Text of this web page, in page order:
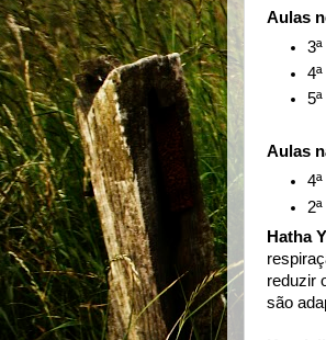
Aulas
Aulas
Hatha
reduzir
são